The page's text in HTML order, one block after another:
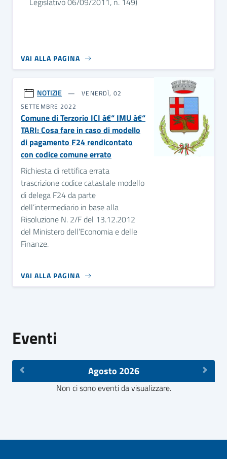
VAI ALLA PAGINA
NOTIZIE
VENERDÌ, 02
SETTEMBRE 2022
Comune di Terzorio ICI â€“ IMU â€“
TARI: Cosa fare in caso di modello
di pagamento F24 rendicontato
con codice comune errato
Richiesta di rettifica errata
trascrizione codice catastale modello
di delega F24 da parte
dell’intermediario in base alla
Risoluzione N. 2/F del 13.12.2012
del Ministero dell’Economia e delle
Finanze.
VAI ALLA PAGINA
Eventi
Agosto 2026
Non ci sono eventi da visualizzare.